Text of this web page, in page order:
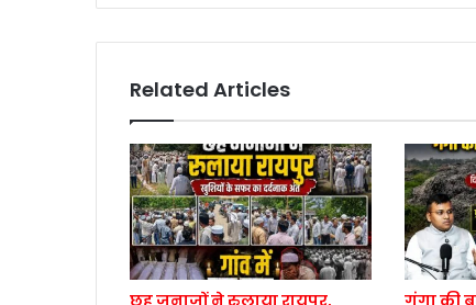
Related Articles
छह जनाजों ने रुलाया रायपुर,
गंगा की